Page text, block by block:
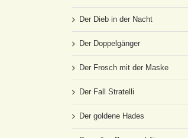
Der Dieb in der Nacht
Der Doppelgänger
Der Frosch mit der Maske
Der Fall Stratelli
Der goldene Hades